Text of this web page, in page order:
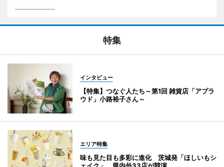
特集
インタビュー
【特集】つなぐ人たち～第1回 雑貨店「アプラ
ウド」小路裕子さん～
エリア特集
味も見た目も多彩に進化 茨城発「ほしいもシ
ェイク」 県内外33店が競演